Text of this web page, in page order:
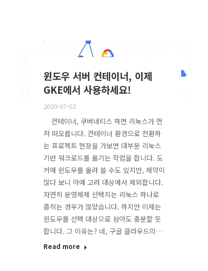
윈도우 서버 컨테이너, 이제
GKE에서 사용하세요!
2020-07-02
컨테이너, 쿠버네티스 하면 리눅스가 먼
저 떠오릅니다. 컨테이너 환경으로 전환하
는 프로젝트 현장을 가보면 대부분 리눅스
기반 워크로드를 옮기는 작업을 합니다. 도
커에 윈도우를 올려 쓸 수도 있지만, 제약이
많다 보니 아예 고려 대상에서 제외합니다.
자연히 운영체제 선택지는 리눅스 하나로
좁히는 경우가 많았습니다. 하지만 이제는
윈도우를 선택 대상으로 삼아도 충분할 듯
합니다. 그 이유는? 네, 구글 클라우드의…
Read more